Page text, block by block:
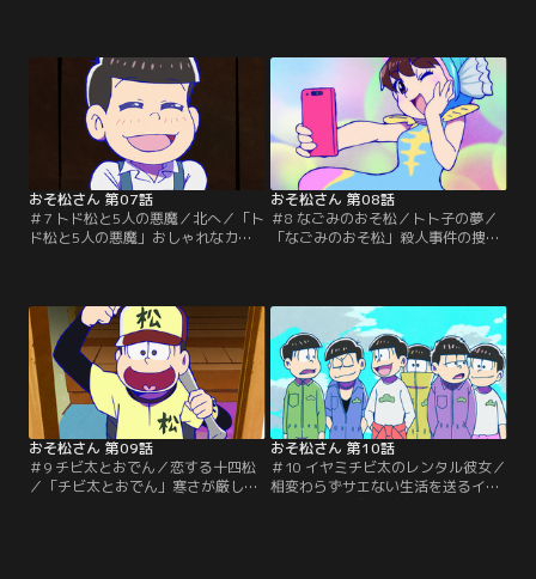
緒が切れた！！何が何でもツケ代を
請求しようと強硬手段に出た彼だっ
たが、首尾よくことは進むのか？！
「エスパーニャンコ」デカパン博士
の研究所にやってきた十四松と一
松。十四松はネコだけが…。【提
供：バンダイチャンネル】
ことや、昔から謎めいていたことな
どを思い出しながら、ハタ坊の家に
やってきたおそ松たち。そこで彼ら
が目にしたハタ坊の現在とは？！
【提供：バンダイチャンネル】
おそ松さん 第07話
＃7 トド松と5人の悪魔／北へ／「ト
ド松と5人の悪魔」おしゃれなカフ
を送る6つ子の兄たちとは違う人生
をいち早く歩み始めたトド松が、今
の生活を維持するために大奮闘！！
「北へ」デカパンとダヨーンの気ま
まなふたり旅。ふたりで旅に出かけ
たデカパンとダヨーン…。【提供：
バンダイチャンネル】
おそ松さん 第08話
＃8 なごみのおそ松／トト子の夢／
「なごみのおそ松」殺人事件の捜査
が信頼するこの人物に興味を持つ。
そして、ついにその男、おそ松の実
力を目にするときがやってきた！！
「トト子の夢」今はまだまだかなわ
ないが、トト子には、絶対にたくさ
んのファンに愛される…。【提供：
バンダイチャンネル】
おそ松さん 第09話
＃9 チビ太とおでん／恋する十四松
／「チビ太とおでん」寒さが厳しい
おそ松さん 第10話
＃10 イヤミチビ太のレンタル彼女／
相変わらずサエない生活を送るイヤ
ミが、昔の盟友チビ太を巻き込んで